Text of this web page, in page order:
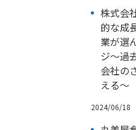
株式会
的な成
業が選
ジ～過
会社の
える～
2024/06/18